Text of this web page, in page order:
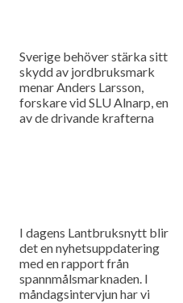
Sverige behöver stärka sitt
skydd av jordbruksmark
menar Anders Larsson,
forskare vid SLU Alnarp, en
av de drivande krafterna
I dagens Lantbruksnytt blir
det en nyhetsuppdatering
med en rapport från
spannmålsmarknaden. I
måndagsintervjun har vi